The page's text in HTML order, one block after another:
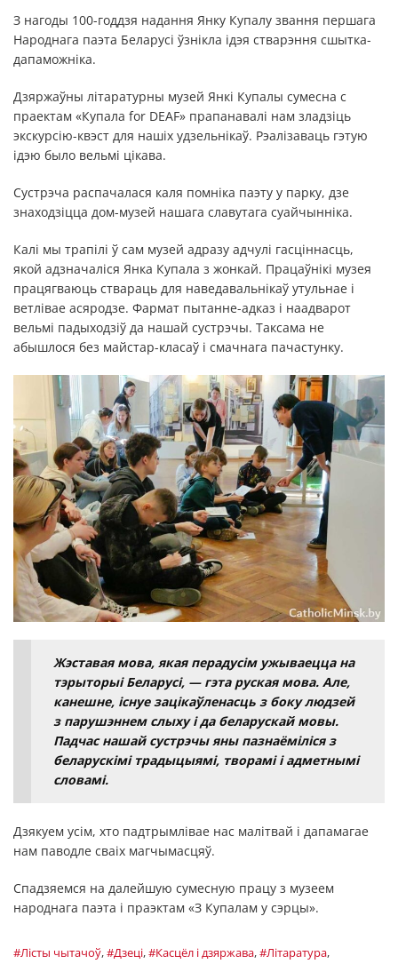
З нагоды 100-годдзя надання Янку Купалу звання першага
Народнага паэта Беларусі ўзнікла ідэя стварэння сшытка-
дапаможніка.
Дзяржаўны літаратурны музей Янкі Купалы сумесна с
праектам «Купала for DEAF» прапанавалі нам зладзіць
экскурсію-квэст для нашіх удзельнікаў. Рэалізаваць гэтую
ідэю было вельмі цікава.
Сустрэча распачалася каля помніка паэту у парку, дзе
знаходзіцца дом-музей нашага славутага суайчынніка.
Калі мы трапілі ў сам музей адразу адчулі гасціннасць,
якой адзначаліся Янка Купала з жонкай. Працаўнікі музея
працягваюць ствараць для наведавальнікаў утульнае і
ветлівае асяродзе. Фармат пытанне-адказ і наадварот
вельмі падыходзіў да нашай сустрэчы. Таксама не
абышлося без майстар-класаў і смачнага пачастунку.
Жэставая мова, якая перадусім ужываецца на
тэрыторыі Беларусі, — гэта руская мова. Але,
канешне, існуе зацікаўленасць з боку людзей
з парушэннем слыху і да беларускай мовы.
Падчас нашай сустрэчы яны пазнаёміліся з
беларускімі традыцыямі, творамі і адметнымі
словамі.
Дзякуем усім, хто падтрымлівае нас малітвай і дапамагае
нам паводле сваіх магчымасцяў.
Спадзяемся на далейшую сумесную працу з музеем
народнага паэта і праэктам «З Купалам у сэрцы».
#Лісты чытачоў,#Дзеці,#Касцёл і дзяржава,#Літаратура,